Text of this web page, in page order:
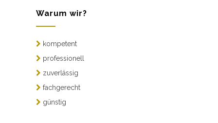
Warum wir?
kompetent
professionell
zuverlässig
fachgerecht
günstig